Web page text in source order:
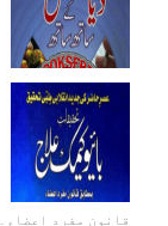
قانون مفرد